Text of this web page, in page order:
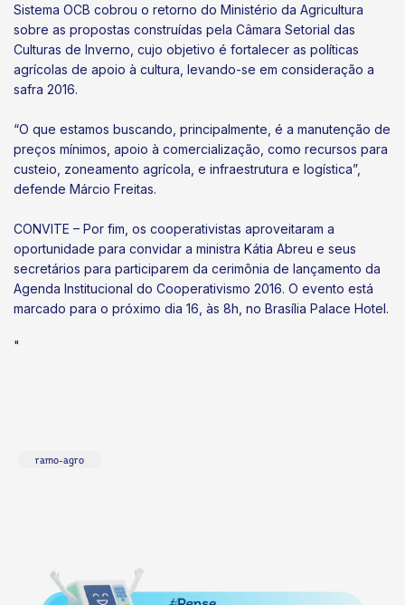
Sistema OCB cobrou o retorno do Ministério da Agricultura
sobre as propostas construídas pela Câmara Setorial das
Culturas de Inverno, cujo objetivo é fortalecer as políticas
agrícolas de apoio à cultura, levando-se em consideração a
safra 2016.
“O que estamos buscando, principalmente, é a manutenção de
preços mínimos, apoio à comercialização, como recursos para
custeio, zoneamento agrícola, e infraestrutura e logística”,
defende Márcio Freitas.
CONVITE – Por fim, os cooperativistas aproveitaram a
oportunidade para convidar a ministra Kátia Abreu e seus
secretários para participarem da cerimônia de lançamento da
Agenda Institucional do Cooperativismo 2016. O evento está
marcado para o próximo dia 16, às 8h, no Brasília Palace Hotel.
"
ramo-agro